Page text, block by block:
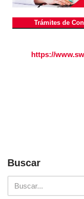
Trámites de
https://
Buscar